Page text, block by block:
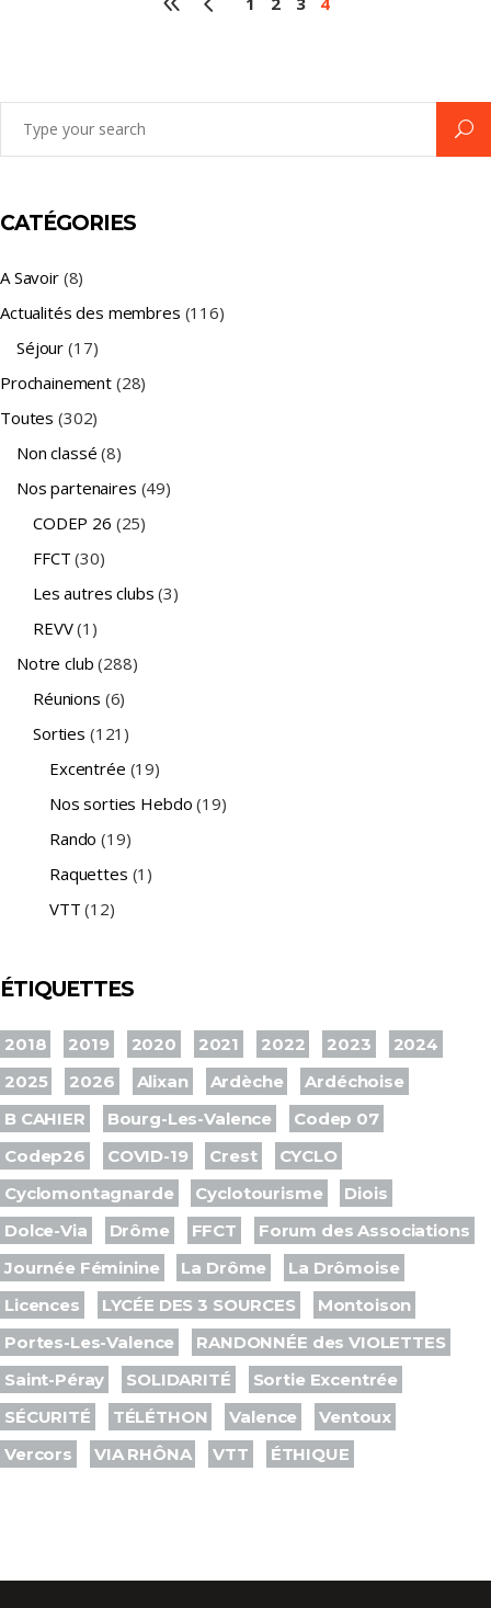
CATÉGORIES
A Savoir(8)
Actualités des membres (116)
Séjour (17)
Prochainement (28)
Toutes (302)
Non classé (8)
Nos partenaires (49)
CODEP 26 (25)
FFCT (30)
Les autres clubs (3)
REVV(1)
Notre club (288)
Réunions (6)
Sorties (121)
Excentrée (19)
Nos sorties Hebdo (19)
Rando (19)
Raquettes (1)
VTT (12)
ÉTIQUETTES
2018 2019 2020 2021 2022 2023
2024
2025
2026 Alixan Ardèche
Ardéchoise
B CAHIER
Bourg-Les-Valence
Codep 07
Codep26
COVID-19 Crest
CYCLO
Cyclomontagnarde
Cyclotourisme
Diois
Dolce-Via
Drôme FFCT
Forum des Associations
Journée Féminine
La Drôme
La Drômoise
Licences
LYCÉE DES 3 SOURCES
Montoison
Portes-Les-Valence
RANDONNÉE des VIOLETTES
Saint-Péray
SOLIDARITÉ
Sortie Excentrée
SÉCURITÉ
TÉLÉTHON Valence
Ventoux
Vercors
VIA RHÔNA VTT ÉTHIQUE